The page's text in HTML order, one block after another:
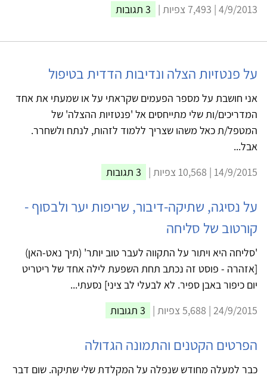
4/9/2013 | 7,493 צפיות | 3 תגובות
על פנטזיות הצלה ונדיבות הדדית בטיפול
אני חושבת על מספר הפעמים שקראתי על או שמעתי את אחד
המדריכים/ות שלי מתייחסים אל 'פנטזיות ההצלה' של
המטפל/ת כאל משהו שצריך ללמוד לזהות, לנתח ולשחרר.
אבל...
14/9/2015 | 10,568 צפיות |
3 תגובות
על נסיגה, שתיקה-דיבור, שריפות יער ולבסוף -
קורטוב של סליחה
'סליחה היא ויתור על התקווה לעבר טוב יותר' (תיך נאט-האן)
[אזהרה - פוסט זה נכתב תחת השפעת לילה אחד של ריטריט
יום כיפור באבן ספיר. לא לבעלי לב ציני] נסעתי...
24/9/2015 | 5,688 צפיות |
3 תגובות
הפרטים הקטנים והתמונה הגדולה
כבר למעלה מחודש שנפלה על המקלדת שלי שתיקה. שום דבר